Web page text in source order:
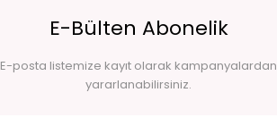
E-Bülten Abonelik
E-posta listemize kayıt olarak kampanyalardan
yararlanabilirsiniz.